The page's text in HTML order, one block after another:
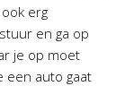
erg
en ga op
je op moet
een auto gaat